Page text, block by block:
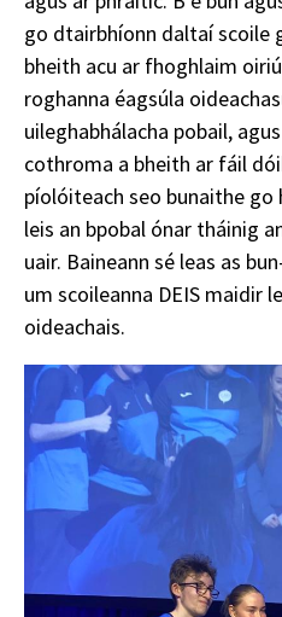
go dtairbhíonn daltaí scoile
bheith acu ar fhoghlaim
roghanna éagsúla
uileghabhálacha pobail,
cothroma a bheith ar fáil
píolóiteach seo bunaithe go
leis an bpobal ónar tháinig
uair. Baineann sé leas as
um scoileanna DEIS maidir
oideachais.